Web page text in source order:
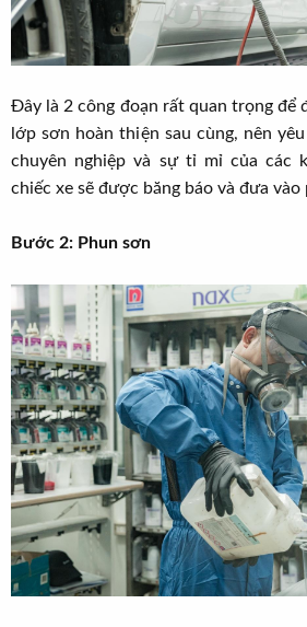
Đây là 2 công đoạn rất quan trọng để
lớp sơn hoàn thiện sau cùng, nên
chuyên nghiệp và sự tỉ mỉ của các
chiếc xe sẽ được băng báo và đưa vào
Bước 2: Phun sơn